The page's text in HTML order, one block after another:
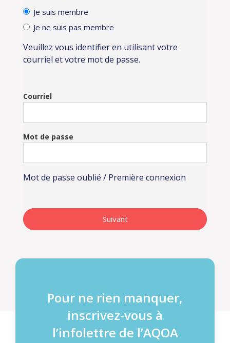
Je suis membre
Je ne suis pas membre
Veuillez vous identifier en utilisant votre
courriel et votre mot de passe.
Courriel
Mot de passe
Mot de passe oublié / Première connexion
Pour ne rien manquer,
inscrivez-vous à
l’infolettre de l’AQOA